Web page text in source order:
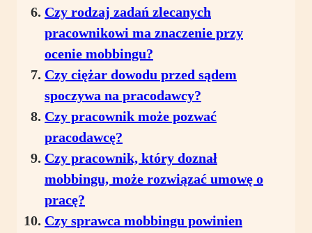
Czy rodzaj zadań zlecanych
pracownikowi ma znaczenie przy
ocenie mobbingu?
Czy ciężar dowodu przed sądem
spoczywa na pracodawcy?
Czy pracownik może pozwać
pracodawcę?
Czy pracownik, który doznał
mobbingu, może rozwiązać umowę o
pracę?
Czy sprawca mobbingu powinien